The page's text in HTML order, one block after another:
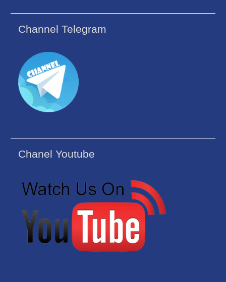
Channel Telegram
Chanel Youtube